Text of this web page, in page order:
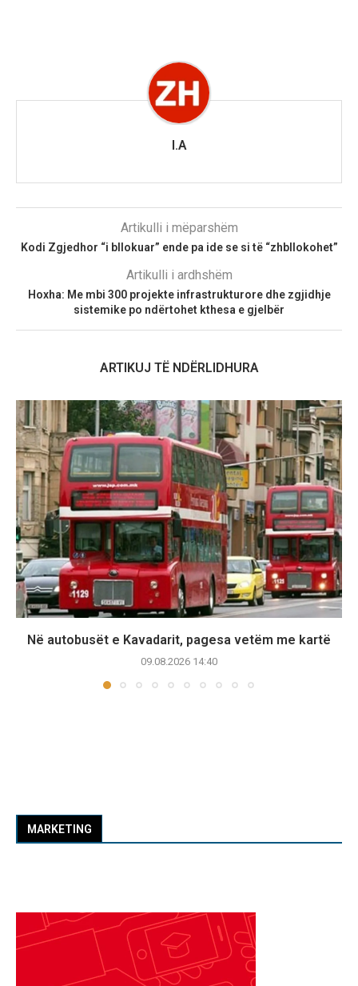
I.A
Artikulli i mëparshëm
Kodi Zgjedhor “i bllokuar” ende pa ide se si të “zhbllokohet”
Artikulli i ardhshëm
Hoxha: Me mbi 300 projekte infrastrukturore dhe zgjidhje
sistemike po ndërtohet kthesa e gjelbër
ARTIKUJ TË NDËRLIDHURA
Në autobusët e Kavadarit, pagesa vetëm me kartë
09.08.2026 14:40
MARKETING